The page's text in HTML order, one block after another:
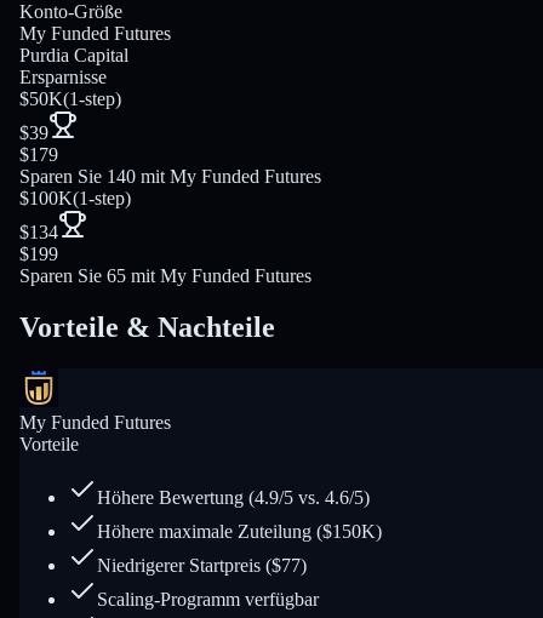
Konto-Größe
My Funded Futures
Purdia Capital
Ersparnisse
$50K(1-step)
$39
$179
Sparen Sie 140 mit My Funded Futures
$100K(1-step)
$134
$199
Sparen Sie 65 mit My Funded Futures
Vorteile & Nachteile
My Funded Futures
Vorteile
Höhere Bewertung (4.9/5 vs. 4.6/5)
Höhere maximale Zuteilung ($150K)
Niedrigerer Startpreis ($77)
Scaling-Programm verfügbar